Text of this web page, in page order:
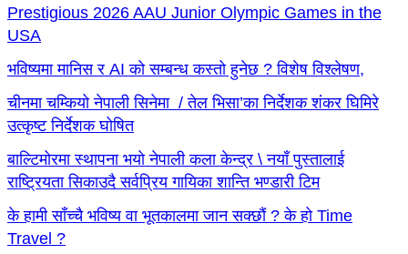
Prestigious 2026 AAU Junior Olympic Games in the
USA
भविष्यमा मानिस र AI को सम्बन्ध कस्तो हुनेछ ? विशेष विश्लेषण,
चीनमा चम्कियो नेपाली सिनेमा / तेल भिसा’का निर्देशक शंकर घिमिरे
उत्कृष्ट निर्देशक घोषित
बाल्टिमोरमा स्थापना भयो नेपाली कला केन्द्र \ नयाँ पुस्तालाई
राष्ट्रियता सिकाउदै सर्वप्रिय गायिका शान्ति भण्डारी टिम
के हामी साँच्चै भविष्य वा भूतकालमा जान सक्छौं ? के हो Time
Travel ?